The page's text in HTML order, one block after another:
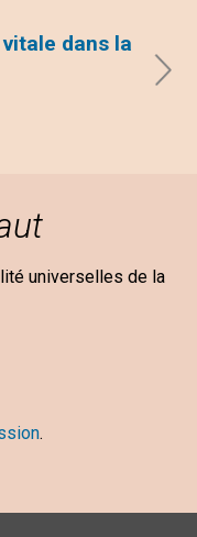
dans la
universelles de la
.